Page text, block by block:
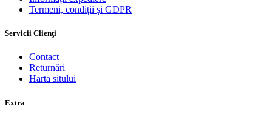
Termeni, condiții și GDPR
Servicii Clienţi
Contact
Returnări
Harta sitului
Extra